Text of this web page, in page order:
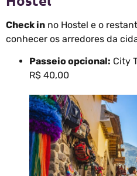
Check in no Hostel e o
conhecer os arredores da
Passeio opcional: City
R$ 40,00